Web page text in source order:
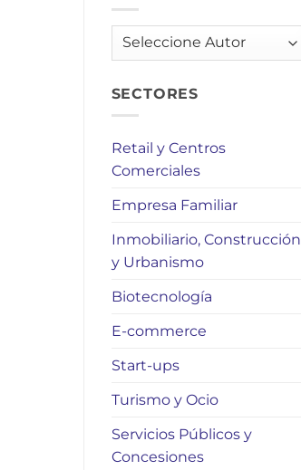
AUTORES
SECTORES
Retail y Centros
Comerciales
Empresa Familiar
Inmobiliario, Construcción
y Urbanismo
Biotecnología
E-commerce
Start-ups
Turismo y Ocio
Servicios Públicos y
Concesiones